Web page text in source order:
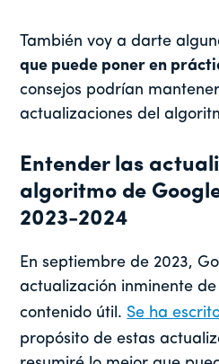
También voy a darte
que puede poner en
consejos podrían
actualizaciones del
Entender las
algoritmo de
2023-2024
En septiembre de 2023,
actualización inminente
contenido útil. Se ha
propósito de estas